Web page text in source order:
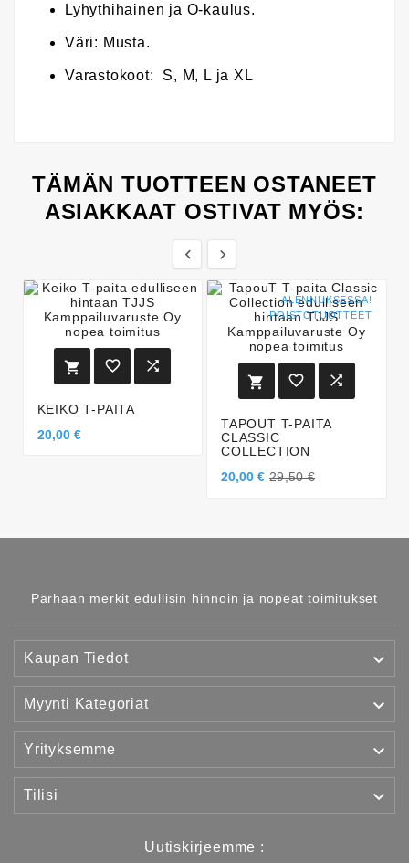
Lyhythihainen ja O-kaulus.
Väri: Musta.
Varastokoot: S, M, L ja XL
TÄMÄN TUOTTEEN OSTANEET
ASIAKKAAT OSTIVAT MYÖS:
 
  
KEIKO T-PAITA
20,00 €
ALENNUKSESSA!
POISTOTUOTTEET
  
TAPOUT T-PAITA
CLASSIC
COLLECTION
20,00 € 29,50 €
Parhaan merkit edullisin hinnoin ja nopeat toimitukset
Kaupan Tiedot 
Myynti Kategoriat 
Yrityksemme 
Tilisi 
Uutiskirjeemme :